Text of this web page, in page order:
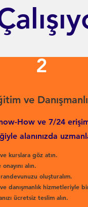
2
ve
How ve 7/24
alanınızda
kurslara göz atın.
alın.
oluşturalım.
danışmanlık hizmetleriyle
ücretsiz teslim alın.